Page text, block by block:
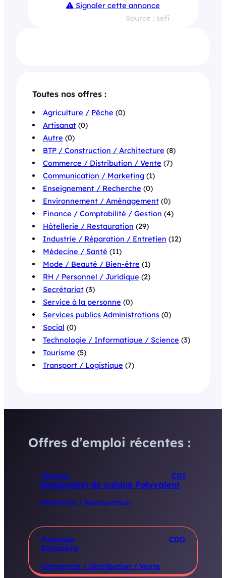
Signaler cette annonce
Source : sefi
Toutes nos offres :
Agriculture / Pêche (0)
Artisanat(0)
Autre (0)
BTP / Construction / Architecture (8)
Commerce / Distribution / Vente (7)
Communication / Marketing(1)
Enseignement / Recherche (0)
Environnement / Aménagement(0)
Finance / Comptabilité / Gestion (4)
Hôtellerie / Restauration (29)
Industrie / Réparation / Entretien (12)
Médecine / Santé (11)
Mode / Beauté / Bien-être (1)
RH / Personnel / Juridique (2)
Secrétariat(3)
Service à la personne (0)
Services publics Administrations(0)
Social (0)
Technologie / Informatique / Science (3)
Tourisme (5)
Transport / Logistique (7)
Offres d’emploi récentes :
Tikehau CDI
Employé(e) de cuisine Polyvalent
Hôtellerie / Restauration
Punaauia CDD
Caissière
Commerce / Distribution / Vente